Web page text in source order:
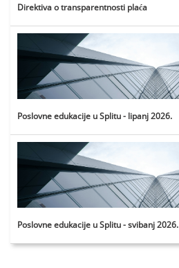
Direktiva o transparentnosti plaća
Poslovne edukacije u Splitu - lipanj 2026.
Poslovne edukacije u Splitu - svibanj 2026.